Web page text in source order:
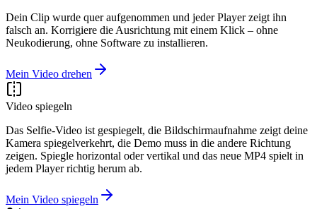
Dein Clip wurde quer aufgenommen und jeder Player zeigt ihn
falsch an. Korrigiere die Ausrichtung mit einem Klick – ohne
Neukodierung, ohne Software zu installieren.
Mein Video drehen
Video spiegeln
Das Selfie-Video ist gespiegelt, die Bildschirmaufnahme zeigt deine
Kamera spiegelverkehrt, die Demo muss in die andere Richtung
zeigen. Spiegle horizontal oder vertikal und das neue MP4 spielt in
jedem Player richtig herum ab.
Mein Video spiegeln